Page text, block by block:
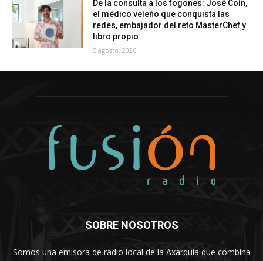
De la consulta a los fogones: José Coín,
el médico veleño que conquista las
redes, embajador del reto MasterChef y
libro propio
5 agosto, 2026
SOBRE NOSOTROS
Somos una emisora de radio local de la Axarquía que combina